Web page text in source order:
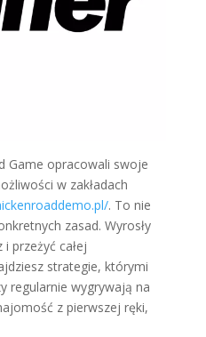
Game opracowali swoje
w zakładach
. To nie
zasad. Wyrosły
i przeżyć całej
strategie, którymi
regularnie wygrywają na
z pierwszej ręki,